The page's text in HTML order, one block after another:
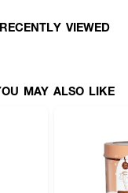
ที่แห้งเสีย โดยไม่ต้องล้างออก
RECENTLY VIEWED
MAY ALSO LIKE